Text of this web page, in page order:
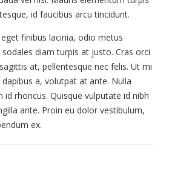
id faucibus arcu tincidunt.
finibus lacinia, odio metus
diam turpis at justo. Cras orci
at, pellentesque nec felis. Ut mi
a, volutpat at ante. Nulla
id rhoncus. Quisque vulputate id nibh
ante. Proin eu dolor vestibulum,
ex.